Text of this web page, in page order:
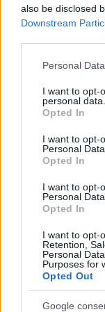
also be disclosed
Downstream
Please note that
not limited to your
grant or deny
use your data for
consent section.
Personal
I want to opt-
personal data.
Opted In
I want to opt-
Personal Data.
Opted In
I want to opt-
Personal
Opted In
I want to opt-
Retention,
Personal
Purposes for
Opted Out
Google
Ακολουθήστε το
πρώτοι όλες τις